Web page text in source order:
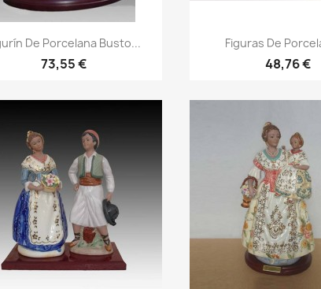
De Porcelana Busto...
73,55 €
Figuras De
48,76 €